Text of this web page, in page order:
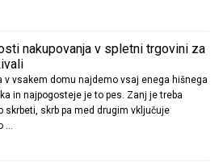
nakupovanja v spletni trgovini za
v vsakem domu najdemo vsaj enega hišnega
in najpogosteje je to pes. Zanj je treba
skrbeti, skrb pa med drugim vključuje
…